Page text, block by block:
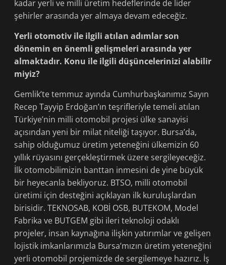
kadar yerli ve milli üretim hedeflerinde de lider
şehirler arasında yer almaya devam edeceğiz.
Yerli otomotiv ile ilgili atılan adımlar son
dönemin en önemli gelişmeleri arasında yer
almaktadır. Konu ile ilgili düşüncelerinizi alabilir
miyiz?
Gemlik’te temmuz ayında Cumhurbaşkanımız Sayın
Recep Tayyip Erdoğan’ın teşrifleriyle temeli atılan
Türkiye’nin milli otomobil projesi ülke sanayisi
açısından yeni bir milat niteliği taşıyor. Bursa’da,
sahip olduğumuz üretim yeteneğini ülkemizin 60
yıllık rüyasını gerçekleştirmek üzere sergileyeceğiz.
İlk otomobilimizin banttan inmesini de yine büyük
bir heyecanla bekliyoruz. BTSO, milli otomobil
üretimi için desteğini açıklayan ilk kuruluşlardan
birisidir. TEKNOSAB, KOBİ OSB, BUTEKOM, Model
Fabrika ve BUTGEM gibi ileri teknoloji odaklı
projeler, insan kaynağına ilişkin yatırımlar ve gelişen
lojistik imkanlarımızla Bursa’mızın üretim yeteneğini
yerli otomobil projemizde de sergilemeye hazırız. İş